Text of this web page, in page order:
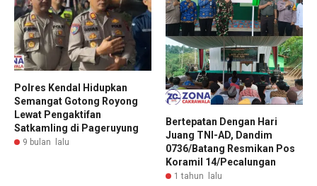
Polres Kendal Hidupkan
Semangat Gotong Royong
Lewat Pengaktifan
Satkamling di Pageruyung
9 bulan lalu
Bertepatan Dengan Hari
Juang TNI-AD, Dandim
0736/Batang Resmikan Pos
Koramil 14/Pecalungan
1 tahun lalu